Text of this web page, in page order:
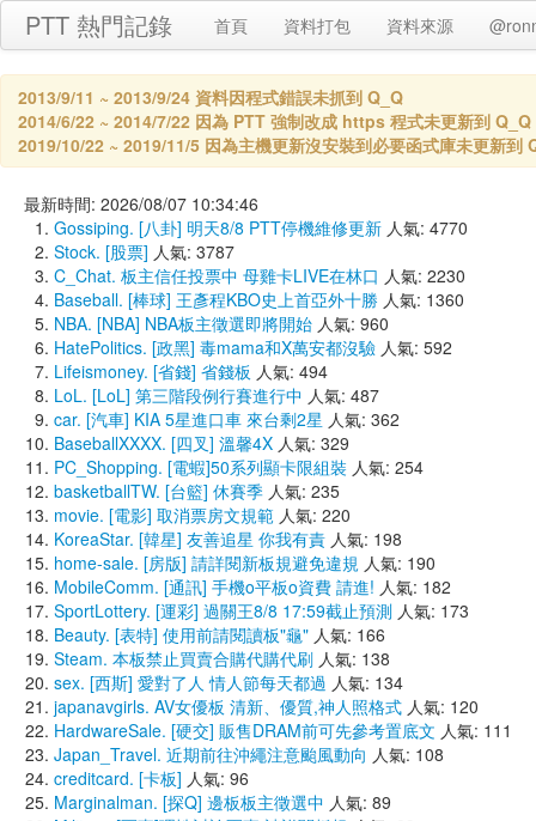
PTT 熱門記錄 首頁 資料打包 資料來源
2013/9/11 ~ 2013/9/24 資料因程式錯誤未抓到 Q_Q
2014/6/22 ~ 2014/7/22 因為 PTT 強制改成 https 程式未更新到 Q_Q
2019/10/22 ~ 2019/11/5 因為主機更新沒安裝到必要函式庫未更新到
最新時間: 2026/08/07 10:34:46
Gossiping. [八卦] 明天8/8 PTT停機維修更新 人氣: 4770
Stock. [股票] 人氣: 3787
C_Chat. 板主信任投票中 母雞卡LIVE在林口 人氣: 2230
Baseball. [棒球] 王彥程KBO史上首亞外十勝 人氣: 1360
NBA. [NBA] NBA板主徵選即將開始 人氣: 960
HatePolitics. [政黑] 毒mama和X萬安都沒驗 人氣: 592
Lifeismoney. [省錢] 省錢板 人氣: 494
LoL. [LoL] 第三階段例行賽進行中 人氣: 487
car. [汽車] KIA 5星進口車 來台剩2星 人氣: 362
BaseballXXXX. [四叉] 溫馨4X 人氣: 329
PC_Shopping. [電蝦]50系列顯卡限組裝 人氣: 254
basketballTW. [台籃] 休賽季 人氣: 235
movie. [電影] 取消票房文規範 人氣: 220
KoreaStar. [韓星] 友善追星 你我有責 人氣: 198
home-sale. [房版] 請詳閱新板規避免違規 人氣: 190
MobileComm. [通訊] 手機o平板o資費 請進! 人氣: 182
SportLottery. [運彩] 過關王8/8 17:59截止預測 人氣: 173
Beauty. [表特] 使用前請閱讀板"龜" 人氣: 166
Steam. 本板禁止買賣合購代購代刷 人氣: 138
sex. [西斯] 愛對了人 情人節每天都過 人氣: 134
japanavgirls. AV女優板 清新、優質,神人照格式 人氣: 120
HardwareSale. [硬交] 販售DRAM前可先參考置底文 人氣: 111
Japan_Travel. 近期前往沖繩注意颱風動向 人氣: 108
creditcard. [卡板] 人氣: 96
Marginalman. [探Q] 邊板板主徵選中 人氣: 89